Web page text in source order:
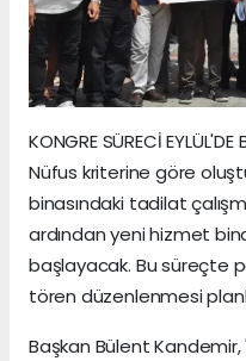
KONGRE SÜRECİ EYLÜL'DE
Nüfus kriterine göre
binasındaki tadilat
ardından yeni hizmet
başlayacak. Bu süreçte
tören düzenlenmesi
Başkan Bülent